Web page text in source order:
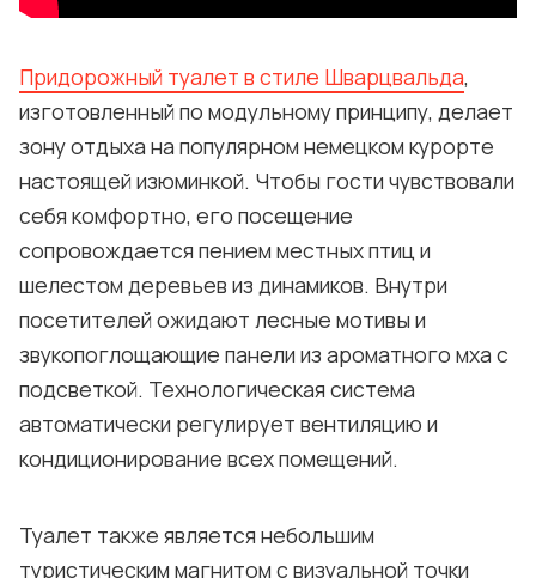
Придорожный туалет в стиле Шварцвальда,
изготовленный по модульному принципу, делает
зону отдыха на популярном немецком курорте
настоящей изюминкой. Чтобы гости чувствовали
себя комфортно, его посещение
сопровождается пением местных птиц и
шелестом деревьев из динамиков. Внутри
посетителей ожидают лесные мотивы и
звукопоглощающие панели из ароматного мха с
подсветкой. Технологическая система
автоматически регулирует вентиляцию и
кондиционирование всех помещений.
Туалет также является небольшим
туристическим магнитом с визуальной точки